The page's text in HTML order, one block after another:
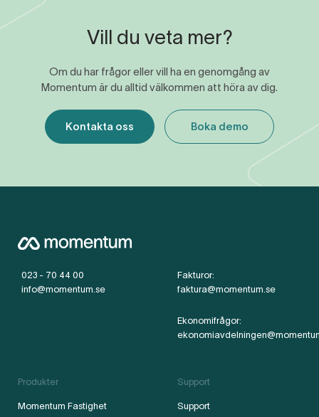
Vill du veta mer?
Om du har frågor eller vill ha en genomgång av
Momentum är du alltid välkommen att höra av dig.
Kontakta oss Boka demo
023 - 70 44 00
info@momentum.se
Fakturor:
faktura@momentum.se
Ekonomifrågor:
Produkter
Momentum Fastighet
Support
Support